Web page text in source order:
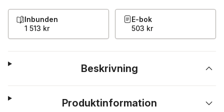
Inbunden
1 513 kr
E-bok
503 kr
Beskrivning
Produktinformation